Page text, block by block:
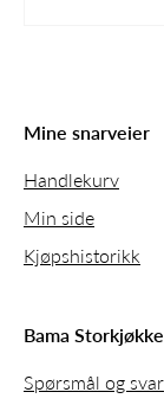
Mine snarveier
Handlekurv
Min side
Kjøpshistorikk
Bama
Spørsmål og svar